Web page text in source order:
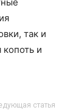
так и
и
статья